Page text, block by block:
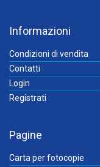
Informazioni
Condizioni di vendita
Contatti
Login
Registrati
Pagine
Carta per fotocopie